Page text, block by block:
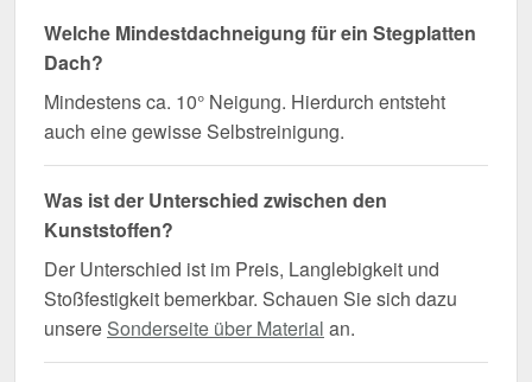
Welche Mindestdachneigung für ein Stegplatten
Dach?
Mindestens ca. 10° Neigung. Hierdurch entsteht
auch eine gewisse Selbstreinigung.
Was ist der Unterschied zwischen den
Kunststoffen?
Der Unterschied ist im Preis, Langlebigkeit und
Stoßfestigkeit bemerkbar. Schauen Sie sich dazu
unsere Sonderseite über Material an.